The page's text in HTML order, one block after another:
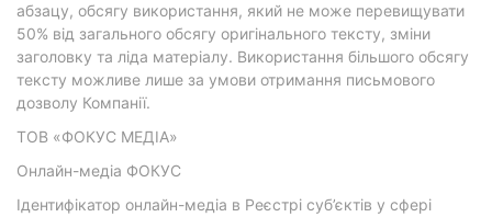
абзацу, обсягу використання, який не може перевищувати
50% від загального обсягу оригінального тексту, зміни
заголовку та ліда матеріалу. Використання більшого обсягу
тексту можливе лише за умови отримання письмового
дозволу Компанії.
ТОВ «ФОКУС МЕДІА»
Онлайн-медіа ФОКУС
Ідентифікатор онлайн-медіа в Реєстрі суб’єктів у сфері